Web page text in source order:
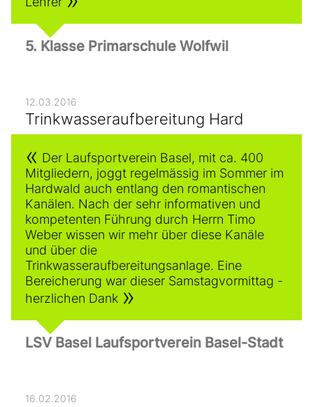
5. Klasse Primarschule Wolfwil
12.03.2016
Trinkwasseraufbereitung Hard
Der Laufsportverein Basel, mit ca. 400
Mitgliedern, joggt regelmässig im Sommer im
Hardwald auch entlang den romantischen
Kanälen. Nach der sehr informativen und
kompetenten Führung durch Herrn Timo
Weber wissen wir mehr über diese Kanäle
und über die
Trinkwasseraufbereitungsanlage. Eine
Bereicherung war dieser Samstagvormittag -
herzlichen Dank
LSV Basel Laufsportverein Basel-Stadt
16.02.2016